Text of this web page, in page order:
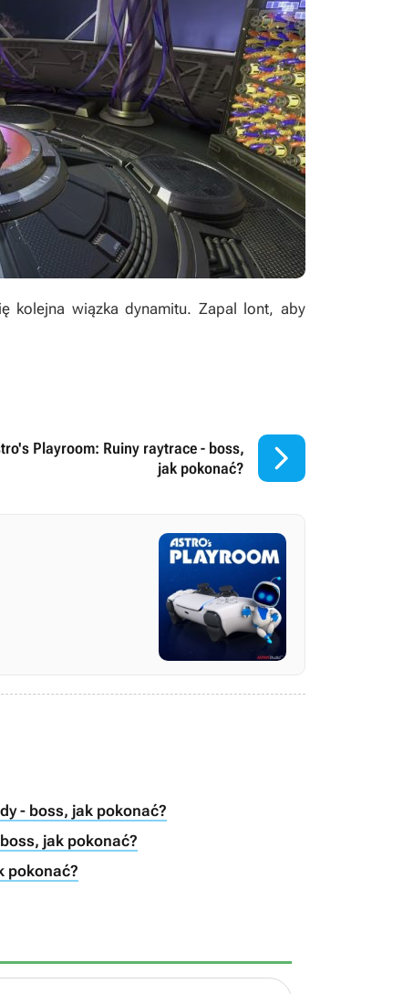
kolejna wiązka dynamitu. Zapal lont, aby
Playroom: Ruiny raytrace - boss,
jak pokonać?

- boss, jak pokonać?
jak pokonać?
pokonać?